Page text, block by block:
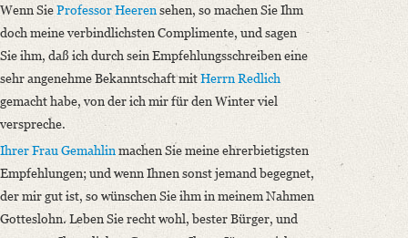
Wenn SieProfessor Heerensehen, so machen Sie Ihm
doch meine verbindlichsten Complimente, und sagen
Sie ihm, daß ich durch sein Empfehlungsschreiben eine
sehr angenehme Bekanntschaft mitHerrn Redlich
gemacht habe, von der ich mir für den Winter viel
verspreche.
Ihrer Frau Gemahlin machen Sie meine ehrerbietigsten
Empfehlungen; und wenn Ihnen sonst jemand begegnet,
der mir gut ist, so wünschen Sie ihm in meinem Nahmen
Gotteslohn. Leben Sie recht wohl, bester Bürger, und